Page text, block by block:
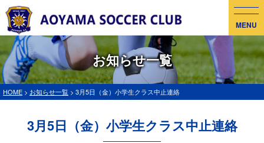
MENU
お知らせ一覧
HOME > お知らせ一覧 > 3月5日（金）小学生クラス中止連絡
3月5日（金）小学生クラス中止連絡